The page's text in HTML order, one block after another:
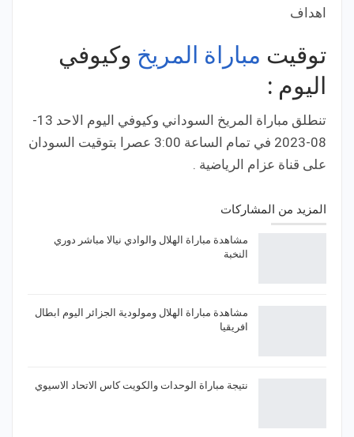
اهداف
توقيت مباراة المريخ وكيوفي
اليوم :
تنطلق مباراة المريخ السوداني وكيوفي اليوم الاحد 13-
08-2023 في تمام الساعة 3:00 عصرا بتوقيت السودان
على قناة عزام الرياضية .
المزيد من المشاركات
مشاهدة مباراة الهلال والوادي نيالا مباشر دوري
النخبة
مشاهدة مباراة الهلال ومولودية الجزائر اليوم ابطال
افريقيا
نتيجة مباراة الوحدات والكويت كاس الاتحاد الاسيوي